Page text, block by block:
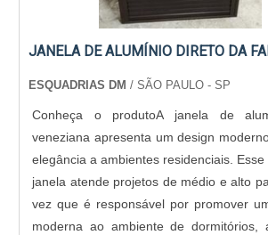
JANELA DE ALUMÍNIO DIRETO DA
ESQUADRIAS DM / SÃO PAULO - SP
Conheça o produtoA janela de
veneziana apresenta um design
elegância a ambientes residenciais. Esse
janela atende projetos de médio e alto
vez que é responsável por promover
moderna ao ambiente de dormitórios,